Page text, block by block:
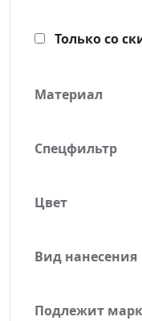
Только со
Материал
стекло
Спецфильтр
Цвет
синий
Вид нанесения
УФ-DTF-
Подлежит